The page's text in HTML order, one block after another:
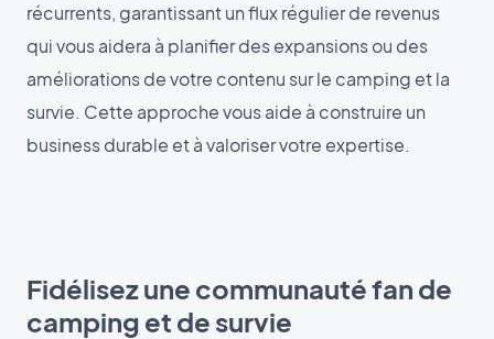
récurrents, garantissant un flux régulier de revenus
qui vous aidera à planifier des expansions ou des
améliorations de votre contenu sur le camping et la
survie. Cette approche vous aide à construire un
business durable et à valoriser votre expertise.
Fidélisez une communauté fan de
camping et de survie